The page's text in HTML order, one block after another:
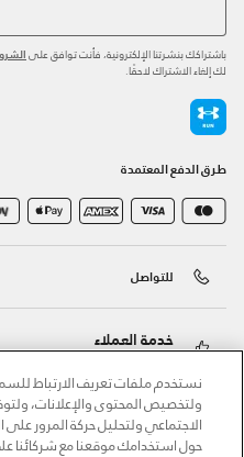
باشتراكك بنشرتنا الإلكترونية، فأنت توافق على
لك إلغاء الاشتراك لاحقًا.
طرق الدفع المعتمدة
للتواصل
خدمة العملاء
حول أندر آرمر
نستخدم ملفات تعريف الارتباط
ولتخصيص المحتوى والإعلانات،
الاجتماعي ولتحليل حركة المرور
حول استخدامك موقعنا مع